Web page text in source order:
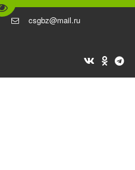
Перейти на версию для
csgbz@mail.ru